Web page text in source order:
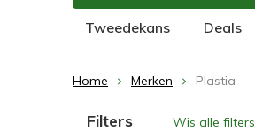
Tweedekans Deals
Home Merken Plastia
Sorteren op:
Filters Wis alle filters